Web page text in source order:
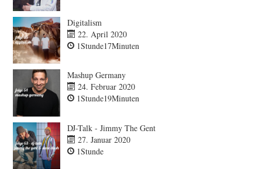
Digitalism
22. April 2020
1Stunde17Minuten
Mashup Germany
24. Februar 2020
1Stunde19Minuten
DJ-Talk - Jimmy The Gent
27. Januar 2020
1Stunde